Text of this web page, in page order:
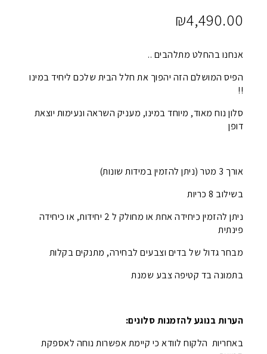
₪4,490.00
אנחנו בהחלט מתלהבים ..
הפיס המושלם הזה יהפוך את חלל הבית שלכם ליחיד במינו
!!
סלון נוח מאוד, מיוחד במינו, מעניק השראה ונעימות יוצאת
דופן
אורך 3 מטר (ניתן להזמין במידות שונות)
בשילוב 8 כריות
ניתן להזמין כיחידה אחת או מחולק ל 2 יחידות, או כיחידה
פינתית
מבחר גדול של בדים וצבעים לבחירה, מתנקים בקלות
בתמונה בד קטיפה צבע שמנת
הערות בנוגע להזמנות סלונים:
באחריות הלקוח לוודא כי קיימת אפשרות נוחה לאספקת